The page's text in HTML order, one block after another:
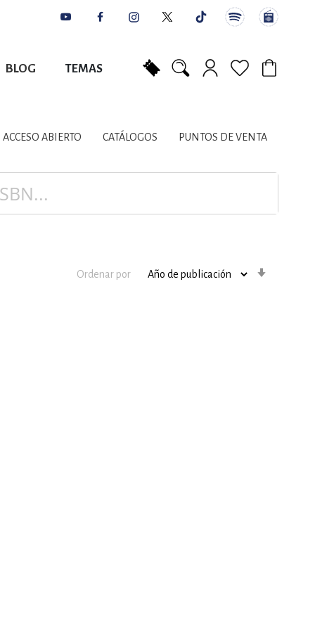
BLOG TEMAS
LITERARIOS
PLANIFICACIÓN
ACCESO ABIERTO CATÁLOGOS PUNTOS DE VENTA
Ordenar por